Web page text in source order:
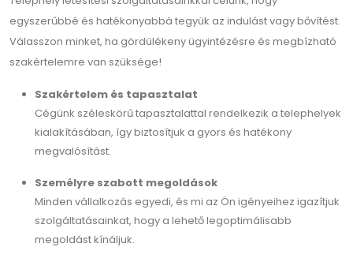
egyszerűbbé és hatékonyabbá tegyük az indulást vagy bővítést.
Válasszon minket, ha gördülékeny ügyintézésre és megbízható
szakértelemre van szüksége!
Szakértelem és tapasztalat
Cégünk széleskörű tapasztalattal rendelkezik a telephelyek
kialakításában, így biztosítjuk a gyors és hatékony
megvalósítást.
Személyre szabott megoldások
Minden vállalkozás egyedi, és mi az Ön igényeihez igazítjuk
szolgáltatásainkat, hogy a lehető legoptimálisabb
megoldást kínáljuk.